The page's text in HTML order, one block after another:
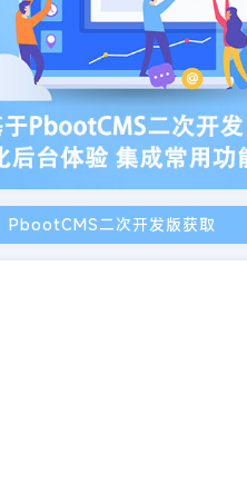
PbootCMS二次开发版获取